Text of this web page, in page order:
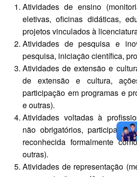
Atividades de ensino
eletivas, oficinas didáticas,
projetos vinculados à
Atividades de pesquisa e
pesquisa, iniciação científica,
Atividades de extensão e
de extensão e cultura,
participação em programas e
e outras).
Atividades voltadas à
não obrigatórios, participação
reconhecida formalmente
outras).
Atividades de representação